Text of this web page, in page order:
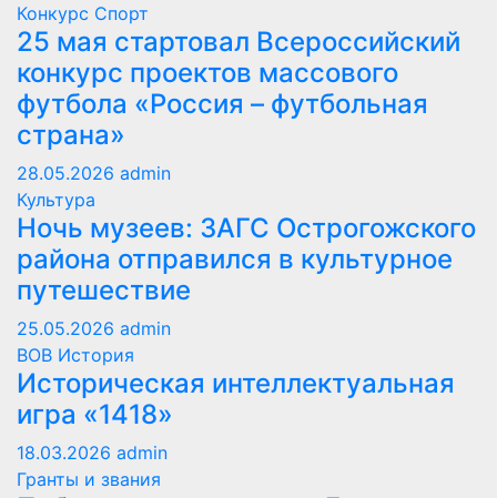
Конкурс Спорт
25 мая стартовал Всероссийский
конкурс проектов массового
футбола «Россия – футбольная
страна»
28.05.2026 admin
Культура
Ночь музеев: ЗАГС Острогожского
района отправился в культурное
путешествие
25.05.2026 admin
ВОВ История
Историческая интеллектуальная
игра «1418»
18.03.2026 admin
Гранты и звания